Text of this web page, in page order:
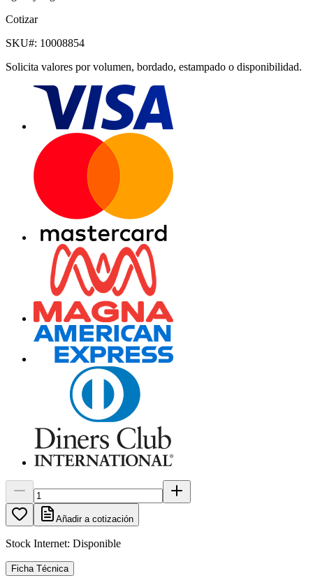
Cotizar
SKU#: 10008854
Solicita valores por volumen, bordado, estampado o disponibilidad.
Añadir a cotización
Stock Internet: Disponible
Ficha Técnica